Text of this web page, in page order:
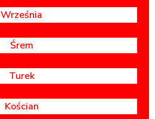
Września
Śrem
Turek
Kościan